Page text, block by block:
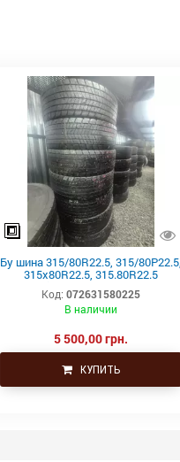
Бу шина 315/80R22.5, 315/80Р22.5,
315х80R22.5, 315.80R22.5
Код: 072631580225
В наличии
5 500,00 грн.
КУПИТЬ